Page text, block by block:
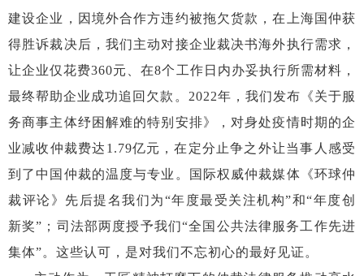
建设企业，因境外合作方违约被拖欠货款，在上海国仲获
得胜诉裁决后，我们主动对接企业裁决书海外执行需求，
让企业仅花费360元、在8个工作日内办妥执行所需材料，
最终帮助企业成功追回欠款。2022年，我们发布《关于服
务商事主体纾困解难的特别安排》，对身处疫情时期的企
业减收仲裁费达1.79亿元，在定分止争之外让当事人感受
到了中国仲裁的温度与专业。国际权威仲裁媒体《环球仲
裁评论》先后提名我们为“年度最受关注机构”和“年度创
新奖”；司法部两度授予我们“全国公共法律服务工作先进
集体”。这些认可，是对我们不忘初心的最好见证。